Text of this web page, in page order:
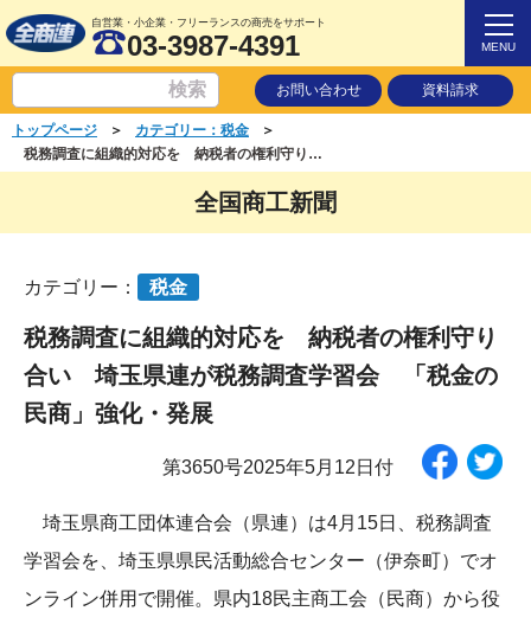
自営業・小企業・フリーランスの商売をサポート
03-3987-4391 MENU
お問い合わせ 資料請求
トップページ ＞ カテゴリー：税金
＞
税務調査に組織的対応を 納税者の権利守り合い 埼玉県連が税務調査学習会 「税金の民商」強化・発展
全国商工新聞
カテゴリー： 税金
税務調査に組織的対応を 納税者の権利守り
合い 埼玉県連が税務調査学習会 「税金の
民商」強化・発展
第3650号2025年5月12日付
埼玉県商工団体連合会（県連）は4月15日、税務調査
学習会を、埼玉県県民活動総合センター（伊奈町）でオ
ンライン併用で開催。県内18民主商工会（民商）から役